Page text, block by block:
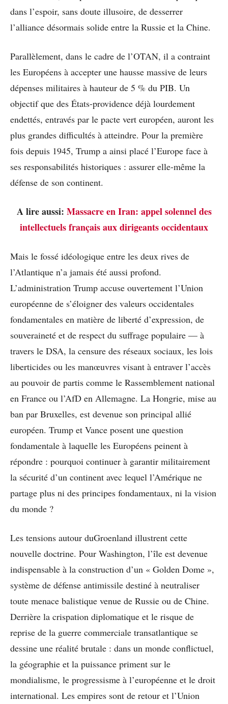
dans l’espoir, sans doute illusoire, de desserrer
l’alliance désormais solide entre la Russie et la Chine.
Parallèlement, dans le cadre de l’OTAN, il a contraint
les Européens à accepter une hausse massive de leurs
dépenses militaires à hauteur de 5 % du PIB. Un
objectif que des États-providence déjà lourdement
endettés, entravés par le pacte vert européen, auront les
plus grandes difficultés à atteindre. Pour la première
fois depuis 1945, Trump a ainsi placé l’Europe face à
ses responsabilités historiques : assurer elle-même la
défense de son continent.
A lire aussi: Massacre en Iran: appel solennel des
intellectuels français aux dirigeants occidentaux
Mais le fossé idéologique entre les deux rives de
l’Atlantique n’a jamais été aussi profond.
L’administration Trump accuse ouvertement l’Union
européenne de s’éloigner des valeurs occidentales
fondamentales en matière de liberté d’expression, de
souveraineté et de respect du suffrage populaire — à
travers le DSA, la censure des réseaux sociaux, les lois
liberticides ou les manœuvres visant à entraver l’accès
au pouvoir de partis comme le Rassemblement national
en France ou l’AfD en Allemagne. La Hongrie, mise au
ban par Bruxelles, est devenue son principal allié
européen. Trump et Vance posent une question
fondamentale à laquelle les Européens peinent à
répondre : pourquoi continuer à garantir militairement
la sécurité d’un continent avec lequel l’Amérique ne
partage plus ni des principes fondamentaux, ni la vision
du monde ?
Les tensions autour duGroenland illustrent cette
nouvelle doctrine. Pour Washington, l’île est devenue
indispensable à la construction d’un « Golden Dome »,
système de défense antimissile destiné à neutraliser
toute menace balistique venue de Russie ou de Chine.
Derrière la crispation diplomatique et le risque de
reprise de la guerre commerciale transatlantique se
dessine une réalité brutale : dans un monde conflictuel,
la géographie et la puissance priment sur le
mondialisme, le progressisme à l’européenne et le droit
international. Les empires sont de retour et l’Union